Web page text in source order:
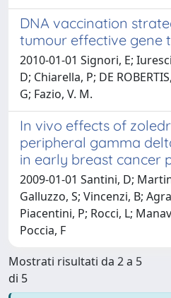
DNA vaccination
tumour effective gene
2010-01-01 Signori, E;
D; Chiarella, P; DE
G; Fazio, V. M.
In vivo effects of
peripheral gamma
in early breast cancer
2009-01-01 Santini, D;
Galluzzo, S; Vincenzi, B;
Piacentini, P; Rocci, L;
Poccia, F
Mostrati risultati da 2 a 5
di 5